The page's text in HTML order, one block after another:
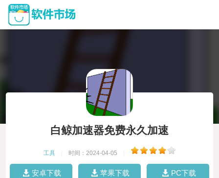
白鲸加速器免费永久加速
工具 时间：2024-04-05
安卓下载 苹果下载 PC下载